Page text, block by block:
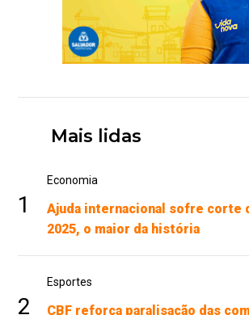
Mais lidas
1
Economia
Ajuda internacional sofre corte
2025, o maior da história
2
Esportes
CBF reforça paralisação das